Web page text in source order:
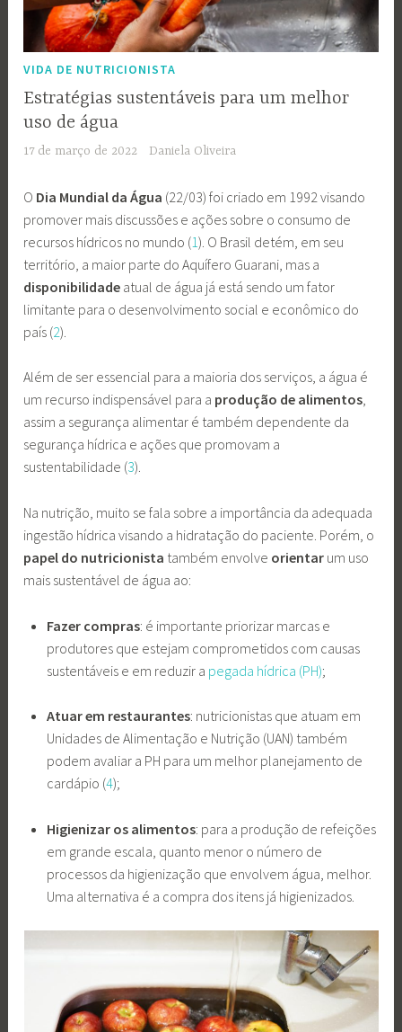
VIDA DE NUTRICIONISTA
Estratégias sustentáveis para um melhor
uso de água
17 de março de 2022 Daniela Oliveira
O Dia Mundial da Água (22/03) foi criado em 1992 visando
promover mais discussões e ações sobre o consumo de
recursos hídricos no mundo (1). O Brasil detém, em seu
território, a maior parte do Aquífero Guarani, mas a
disponibilidade atual de água já está sendo um fator
limitante para o desenvolvimento social e econômico do
país (2).
Além de ser essencial para a maioria dos serviços, a água é
um recurso indispensável para a produção de alimentos,
assim a segurança alimentar é também dependente da
segurança hídrica e ações que promovam a
sustentabilidade (3).
Na nutrição, muito se fala sobre a importância da adequada
ingestão hídrica visando a hidratação do paciente. Porém, o
papel do nutricionista também envolve orientar um uso
mais sustentável de água ao:
Fazer compras: é importante priorizar marcas e
produtores que estejam comprometidos com causas
sustentáveis e em reduzir a pegada hídrica (PH);
Atuar em restaurantes: nutricionistas que atuam em
Unidades de Alimentação e Nutrição (UAN) também
podem avaliar a PH para um melhor planejamento de
cardápio (4);
Higienizar os alimentos: para a produção de refeições
em grande escala, quanto menor o número de
processos da higienização que envolvem água, melhor.
Uma alternativa é a compra dos itens já higienizados.